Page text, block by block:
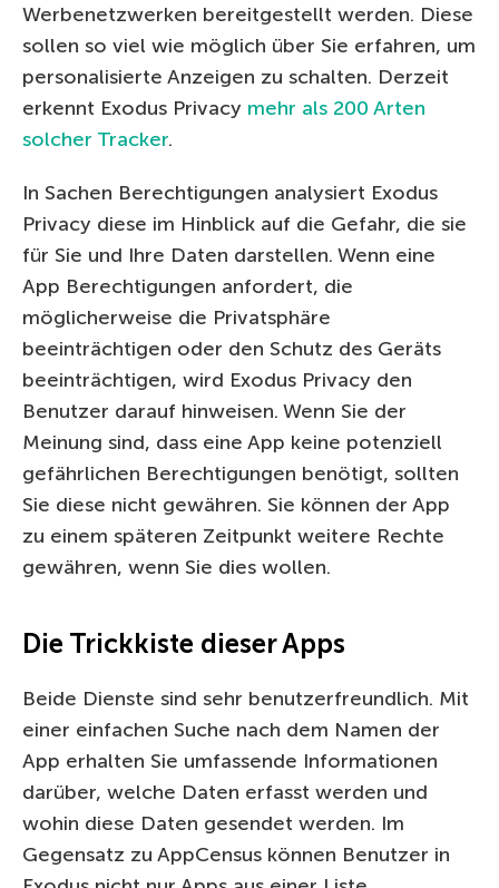
Werbenetzwerken bereitgestellt werden. Diese
sollen so viel wie möglich über Sie erfahren, um
personalisierte Anzeigen zu schalten. Derzeit
erkennt Exodus Privacy mehr als 200 Arten
solcher Tracker.
In Sachen Berechtigungen analysiert Exodus
Privacy diese im Hinblick auf die Gefahr, die sie
für Sie und Ihre Daten darstellen. Wenn eine
App Berechtigungen anfordert, die
möglicherweise die Privatsphäre
beeinträchtigen oder den Schutz des Geräts
beeinträchtigen, wird Exodus Privacy den
Benutzer darauf hinweisen. Wenn Sie der
Meinung sind, dass eine App keine potenziell
gefährlichen Berechtigungen benötigt, sollten
Sie diese nicht gewähren. Sie können der App
zu einem späteren Zeitpunkt weitere Rechte
gewähren, wenn Sie dies wollen.
Die Trickkiste dieser Apps
Beide Dienste sind sehr benutzerfreundlich. Mit
einer einfachen Suche nach dem Namen der
App erhalten Sie umfassende Informationen
darüber, welche Daten erfasst werden und
wohin diese Daten gesendet werden. Im
Gegensatz zu AppCensus können Benutzer in